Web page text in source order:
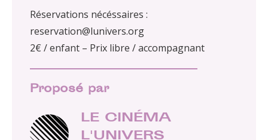
Réservations nécéssaires :
reservation@lunivers.org
2€ / enfant – Prix libre / accompagnant
Proposé par
LE CINÉMA